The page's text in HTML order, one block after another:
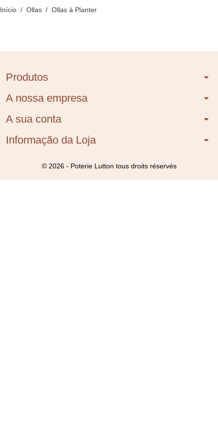
Início Ollas Ollas à Planter
Produtos arrow_drop_down
A nossa empresa arrow_drop_down
A sua conta arrow_drop_down
Informação da Loja arrow_drop_down
© 2026 - Poterie Lutton tous droits réservés